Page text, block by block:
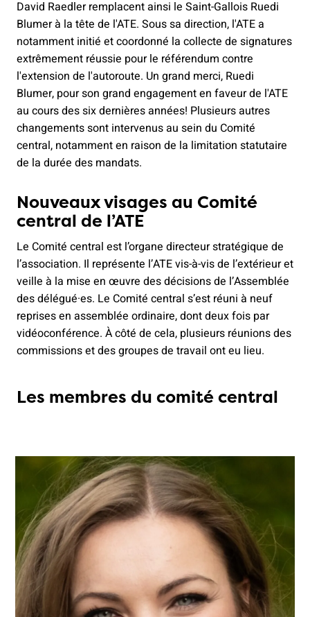
David Raedler remplacent ainsi le Saint-Gallois Ruedi
Blumer à la tête de l'ATE. Sous sa direction, l'ATE a
notamment initié et coordonné la collecte de signatures
extrêmement réussie pour le référendum contre
l'extension de l'autoroute. Un grand merci, Ruedi
Blumer, pour son grand engagement en faveur de l'ATE
au cours des six dernières années! Plusieurs autres
changements sont intervenus au sein du Comité
central, notamment en raison de la limitation statutaire
de la durée des mandats.
Nouveaux visages au Comité
central de l’ATE
Le Comité central est l’organe directeur stratégique de
l’association. Il représente l’ATE vis-à-vis de l’extérieur et
veille à la mise en œuvre des décisions de l’Assemblée
des délégué·es. Le Comité central s’est réuni à neuf
reprises en assemblée ordinaire, dont deux fois par
vidéoconférence. À côté de cela, plusieurs réunions des
commissions et des groupes de travail ont eu lieu.
Les membres du comité central